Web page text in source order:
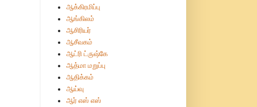
ஆக்கிரமிப்பு
ஆங்கிலம்
ஆசிரியர்
ஆசீவகம்
ஆட்ரி ட்ருஷ்கே
ஆத்மா மறுப்பு
ஆதிக்கம்
ஆய்வு
ஆர் எஸ் எஸ்